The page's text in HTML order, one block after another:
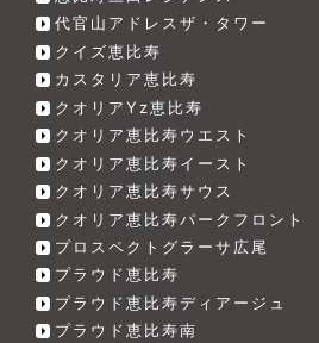
代官山アドレスザ・タワー
クイズ恵比寿
カスタリア恵比寿
クオリアYz恵比寿
クオリア恵比寿ウエスト
クオリア恵比寿イースト
クオリア恵比寿サウス
クオリア恵比寿パークフロント
プロスペクトグラーサ広尾
プラウド恵比寿
プラウド恵比寿ディアージュ
プラウド恵比寿南